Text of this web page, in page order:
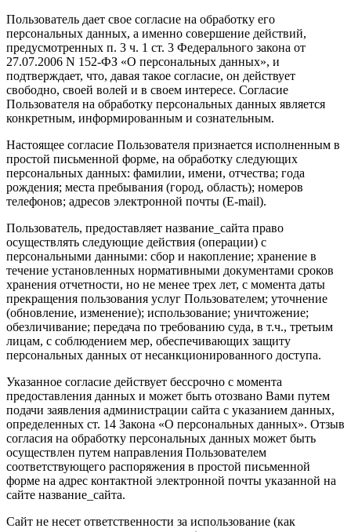
Пользователь дает свое согласие на обработку его
персональных данных, а именно совершение действий,
предусмотренных п. 3 ч. 1 ст. 3 Федерального закона от
27.07.2006 N 152-ФЗ «О персональных данных», и
подтверждает, что, давая такое согласие, он действует
свободно, своей волей и в своем интересе. Согласие
Пользователя на обработку персональных данных является
конкретным, информированным и сознательным.
Настоящее согласие Пользователя признается исполненным в
простой письменной форме, на обработку следующих
персональных данных: фамилии, имени, отчества; года
рождения; места пребывания (город, область); номеров
телефонов; адресов электронной почты (E-mail).
Пользователь, предоставляет название_сайта право
осуществлять следующие действия (операции) с
персональными данными: сбор и накопление; хранение в
течение установленных нормативными документами сроков
хранения отчетности, но не менее трех лет, с момента даты
прекращения пользования услуг Пользователем; уточнение
(обновление, изменение); использование; уничтожение;
обезличивание; передача по требованию суда, в т.ч., третьим
лицам, с соблюдением мер, обеспечивающих защиту
персональных данных от несанкционированного доступа.
Указанное согласие действует бессрочно с момента
предоставления данных и может быть отозвано Вами путем
подачи заявления администрации сайта с указанием данных,
определенных ст. 14 Закона «О персональных данных». Отзыв
согласия на обработку персональных данных может быть
осуществлен путем направления Пользователем
соответствующего распоряжения в простой письменной
форме на адрес контактной электронной почты указанной на
сайте название_сайта.
Сайт не несет ответственности за использование (как